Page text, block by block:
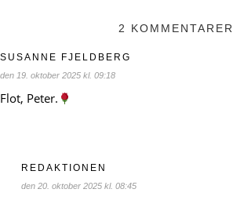
2 KOMMENTARER
SUSANNE FJELDBERG
den 19. oktober 2025 kl. 09:18
Flot, Peter.
REDAKTIONEN
den 20. oktober 2025 kl. 08:45